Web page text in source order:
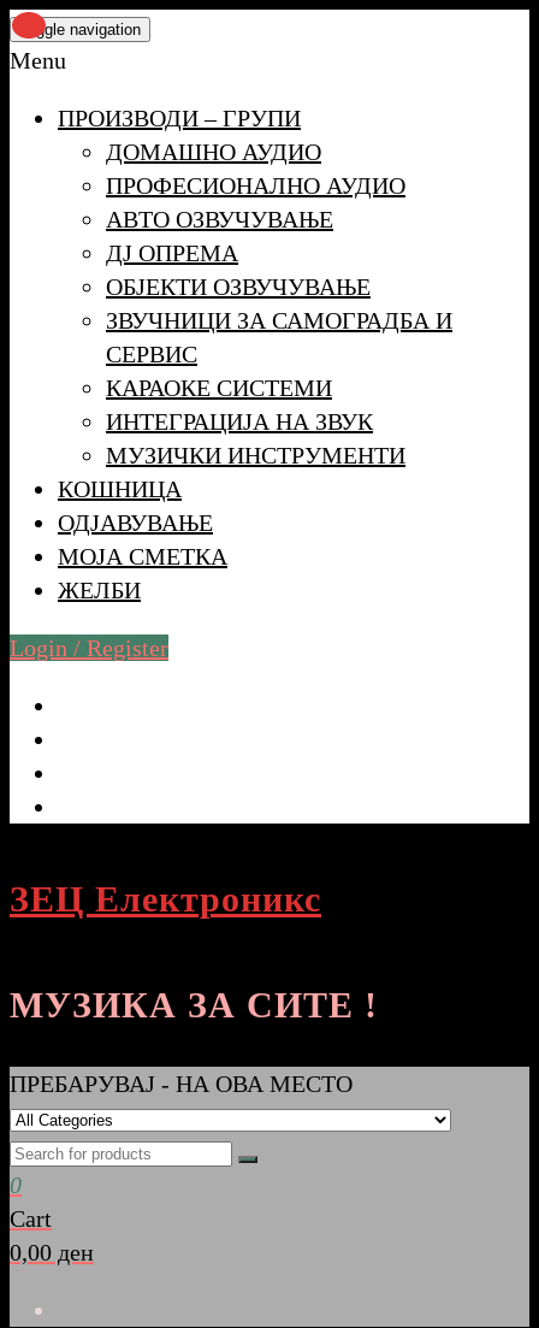
Skip
to
content
Toggle navigation
Menu
ПРОИЗВОДИ – ГРУПИ
ДОМАШНО АУДИО
ПРОФЕСИОНАЛНО АУДИО
АВТО ОЗВУЧУВАЊЕ
ДЈ ОПРЕМА
ОБЈЕКТИ ОЗВУЧУВАЊЕ
ЗВУЧНИЦИ ЗА САМОГРАДБА И
СЕРВИС
КАРАОКЕ СИСТЕМИ
ИНТЕГРАЦИЈА НА ЗВУК
МУЗИЧКИ ИНСТРУМЕНТИ
КОШНИЦА
ОДЈАВУВАЊЕ
МОЈА СМЕТКА
ЖЕЛБИ
Login / Register
ЗЕЦ Електроникс
МУЗИКА ЗА СИТЕ !
ПРЕБАРУВАЈ - НА ОВА МЕСТО
0
Cart
0,00 ден